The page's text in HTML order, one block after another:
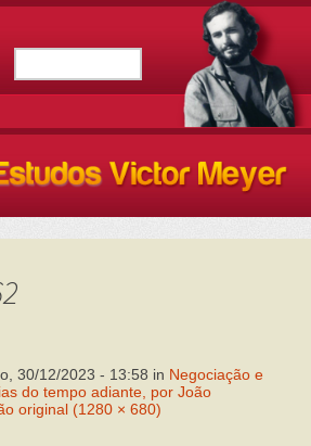
30/12/2023 - 13:58 in Negociação e
do tempo adiante, por João
original (1280 × 680)